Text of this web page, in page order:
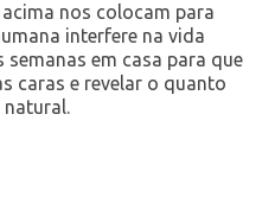
nos colocam para
interfere na vida
semanas em casa para que
caras e revelar o quanto
natural.